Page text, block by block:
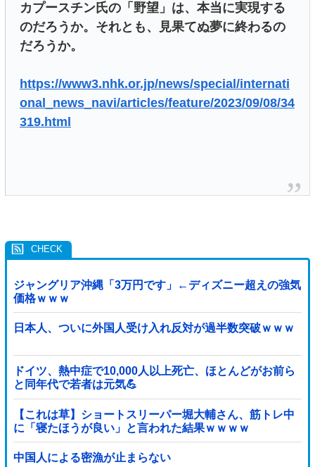
カプースチン氏の「野望」は、本当に実現する
のだろうか。それとも、見果てぬ夢に終わるの
だろうか。
https://www3.nhk.or.jp/news/special/internati
onal_news_navi/articles/feature/2023/09/08/34
319.html
ジャングリア沖縄「3万円です」←ディズニー超えの強気
価格ｗｗｗ
日本人、ついに外国人受け入れ反対が過半数突破ｗｗｗ
ドイツ、熱中症で10,000人以上死亡、ほとんどがお前ら
と同年代で若者は元気💪
【これは草】ショートスリーパー堀大輔さん、筋トレ中
に「寝たほうが良い」と言われた結果ｗｗｗｗ
中国人による密漁が止まらない